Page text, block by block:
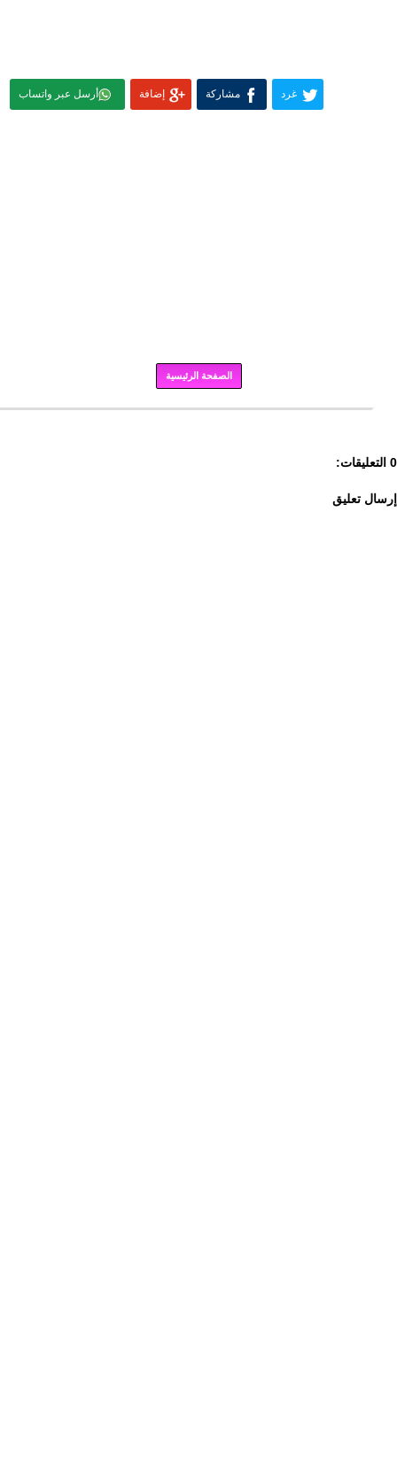
غرد مشاركة إضافة أرسل عبر واتساب
الصفحة الرئيسية
0 التعليقات:
إرسال تعليق